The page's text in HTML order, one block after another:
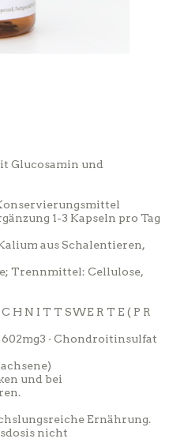
Glucosamin und
1-3 Kapseln pro Tag
aus Schalentieren,
Trennmittel: Cellulose,
H N I T T SWE R T E ( P R
· Chondroitinsulfat
und bei
Ernährung.
nicht